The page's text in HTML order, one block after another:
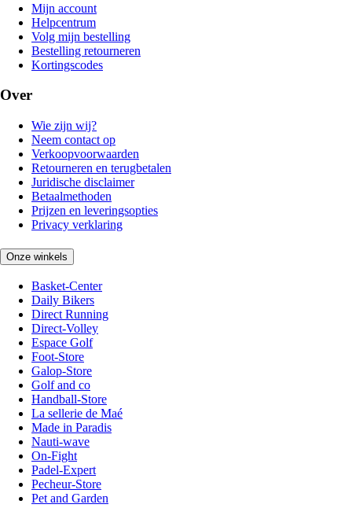
Mijn account
Helpcentrum
Volg mijn bestelling
Bestelling retourneren
Kortingscodes
Over
Wie zijn wij?
Neem contact op
Verkoopvoorwaarden
Retourneren en terugbetalen
Juridische disclaimer
Betaalmethoden
Prijzen en leveringsopties
Privacy verklaring
Onze winkels
Basket-Center
Daily Bikers
Direct Running
Direct-Volley
Espace Golf
Foot-Store
Galop-Store
Golf and co
Handball-Store
La sellerie de Maé
Made in Paradis
Nauti-wave
On-Fight
Padel-Expert
Pecheur-Store
Pet and Garden